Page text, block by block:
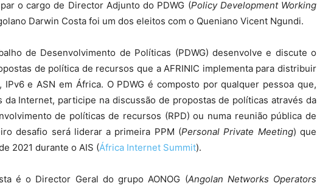
o cargo de Director Adjunto do PDWG (Policy Development Working
Darwin Costa foi um dos eleitos com o Queniano Vicent Ngundi.
de Desenvolvimento de Políticas (PDWG) desenvolve e discute o
de política de recursos que a AFRINIC implementa para distribuir
IPv6 e ASN em África. O PDWG é composto por qualquer pessoa que,
da Internet, participe na discussão de propostas de políticas através da
de políticas de recursos (RPD) ou numa reunião pública de
desafio será liderar a primeira PPM (Personal Private Meeting) que
2021 durante o AIS (África Internet Summit).
é o Director Geral do grupo AONOG (Angolan Networks Operators